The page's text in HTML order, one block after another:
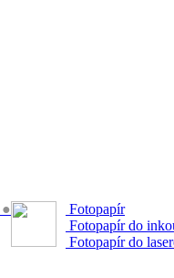
●
Fotopapír
Fotopapír do
Fotopapír do